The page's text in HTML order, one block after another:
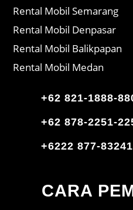
Rental Mobil Semarang
Rental Mobil Denpasar
Rental Mobil Balikpapan
Rental Mobil Medan
+62 821-1888-
+62 878-2251-
+6222 877-83241
CARA